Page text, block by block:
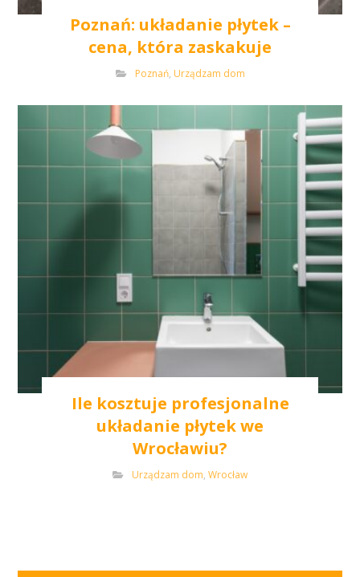
Poznań: układanie płytek –
cena, która zaskakuje
Poznań, Urządzam dom
Ile kosztuje profesjonalne
układanie płytek we
Wrocławiu?
Urządzam dom, Wrocław